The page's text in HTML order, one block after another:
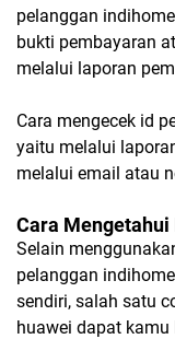
pelanggan
bukti pembayaran
melalui laporan
Cara mengecek id
yaitu melalui
melalui email atau
Cara
Selain
pelanggan
sendiri, salah satu
huawei dapat